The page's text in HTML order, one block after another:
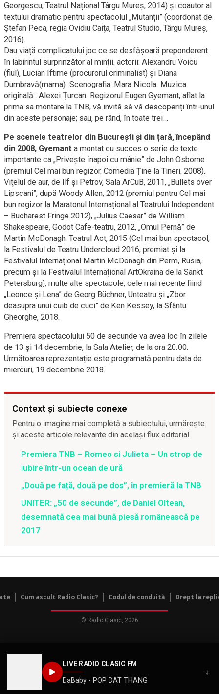
LIVE RADIO CLASIC FM
DaBaby - POP DAT THANG
↓
Georgescu, Teatrul Național Târgu Mureș, 2014) și coautor al
textului dramatic pentru spectacolul „Mutanții” (coordonat de
Ștefan Peca, regia Ovidiu Caița, Teatrul Studio, Târgu Mureș,
2016).
Dau viață complicatului joc ce se desfășoară preponderent
în labirintul surprinzător al minții, actorii: Alexandru Voicu
(fiul), Lucian Iftime (procurorul criminalist) și Diana
Dumbravă(mama). Scenografia: Mara Nicola. Muzica
originală : Alexei Țurcan. Regizorul Eugen Gyemant, aflat la
prima sa montare la TNB, vă invită să vă descoperiți într-unul
din aceste personaje; sau, pe rând, în toate trei…
Pe scenele teatrelor din București și din țară, începând
din 2008, Gyemant a montat cu succes o serie de texte
importante ca „Privește înapoi cu mânie” de John Osborne
(premiul Cel mai bun regizor, Comedia Ține la Tineri, 2008),
Viţelul de aur, de Ilf şi Petrov, Sala ArCuB, 2011, „Bullets over
Lipscani”, după Woody Allen, 2012 (premiul pentru Cel mai
bun regizor la Maratonul Internațional al Teatrului Independent
– Bucharest Fringe 2012), „Julius Caesar” de William
Shakespeare, Godot Cafe-teatru, 2012, „Omul Pernă” de
Martin McDonagh, Teatrul Act, 2015 (Cel mai bun spectacol,
la Festivalul de Teatru Undercloud 2016, premiat şi la
Festivalul Internațional Martin McDonagh din Perm, Rusia,
precum şi la Festivalul Internațional ArtOkraina de la Sankt
Petersburg), multe alte spectacole, cele mai recente fiind
„Leonce și Lena” de Georg Büchner, Unteatru și „Zbor
deasupra unui cuib de cuci” de Ken Kessey, la Sfântu
Gheorghe, 2018.
Premiera spectacolului 50 de secunde va avea loc în zilele
de 13 și 14 decembrie, la Sala Atelier, de la ora 20.00.
Următoarea reprezentație este programată pentru data de
miercuri, 19 decembrie 2018.
Context și subiecte conexe
Pentru o imagine mai completă a subiectului, urmărește
și aceste articole relevante din același flux editorial.
Premiera TNB – Romeo si Julieta – Un strop de
iubire într-un ocean de ură
„Două pe față, două pe dos”, în premieră la TNB
UNITER: „50 de secunde”, de Daniel Oltean,
desemnată cea mai bună piesă românească pe
2017
Cum ascult Radio Clasic? Codul de conduită Drept la
© Radio Clasic, 2026